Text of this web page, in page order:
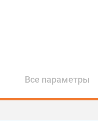
Все параметры